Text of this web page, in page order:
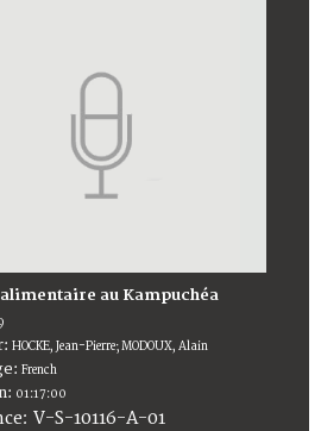
au Kampuchéa
HOCKE, Jean-Pierre; MODOUX, Alain
French
01:17:00
V-S-10116-A-01